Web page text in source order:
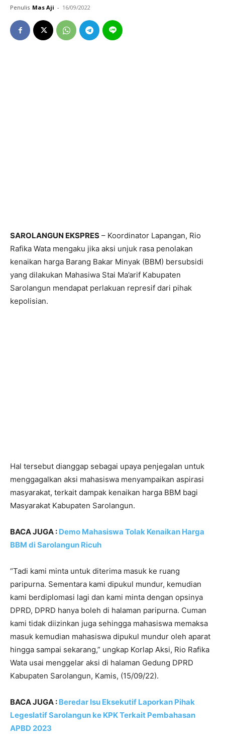
Penulis Mas Aji - 16/09/2022
SAROLANGUN EKSPRES – Koordinator Lapangan, Rio
Rafika Wata mengaku jika aksi unjuk rasa penolakan
kenaikan harga Barang Bakar Minyak (BBM) bersubsidi
yang dilakukan Mahasiwa Stai Ma’arif Kabupaten
Sarolangun mendapat perlakuan represif dari pihak
kepolisian.
Hal tersebut dianggap sebagai upaya penjegalan untuk
menggagalkan aksi mahasiswa menyampaikan aspirasi
masyarakat, terkait dampak kenaikan harga BBM bagi
Masyarakat Kabupaten Sarolangun.
BACA JUGA : Demo Mahasiswa Tolak Kenaikan Harga
BBM di Sarolangun Ricuh
“Tadi kami minta untuk diterima masuk ke ruang
paripurna. Sementara kami dipukul mundur, kemudian
kami berdiplomasi lagi dan kami minta dengan opsinya
DPRD, DPRD hanya boleh di halaman paripurna. Cuman
kami tidak diizinkan juga sehingga mahasiswa memaksa
masuk kemudian mahasiswa dipukul mundur oleh aparat
hingga sampai sekarang,” ungkap Korlap Aksi, Rio Rafika
Wata usai menggelar aksi di halaman Gedung DPRD
Kabupaten Sarolangun, Kamis, (15/09/22).
BACA JUGA : Beredar Isu Eksekutif Laporkan Pihak
Legeslatif Sarolangun ke KPK Terkait Pembahasan
APBD 2023